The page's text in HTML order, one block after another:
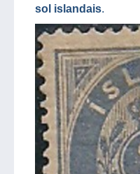
sol islandais.